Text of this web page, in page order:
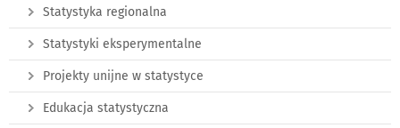
Statystyka regionalna
Statystyki eksperymentalne
Projekty unijne w statystyce
Edukacja statystyczna